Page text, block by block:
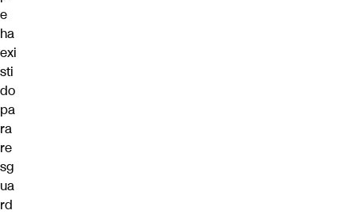
e
ha
exi
sti
do
pa
ra
re
sg
ua
rd